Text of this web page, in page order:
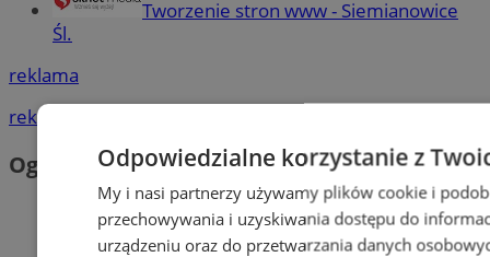
Tworzenie stron www - Siemianowice
Śl.
reklama
reklama
OgłoszeniaOdpowiedzialne korzystanie z
My i nasi partnerzy używamy plików cookie i
przechowywania i uzyskiwania dostępu do
urządzeniu oraz do przetwarzania danych